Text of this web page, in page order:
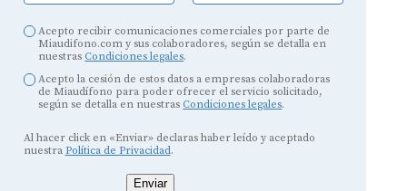
Acepto recibir comunicaciones comerciales por parte de
Miaudifono.com y sus colaboradores, según se detalla en
nuestras Condiciones legales.
Acepto la cesión de estos datos a empresas colaboradoras
de Miaudífono para poder ofrecer el servicio solicitado,
según se detalla en nuestras Condiciones legales.
Al hacer click en «Enviar» declaras haber leído y aceptado
nuestra Política de Privacidad.
Enviar